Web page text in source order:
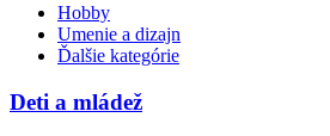
Hobby
Umenie a dizajn
Ďalšie kategórie
Deti a mládež